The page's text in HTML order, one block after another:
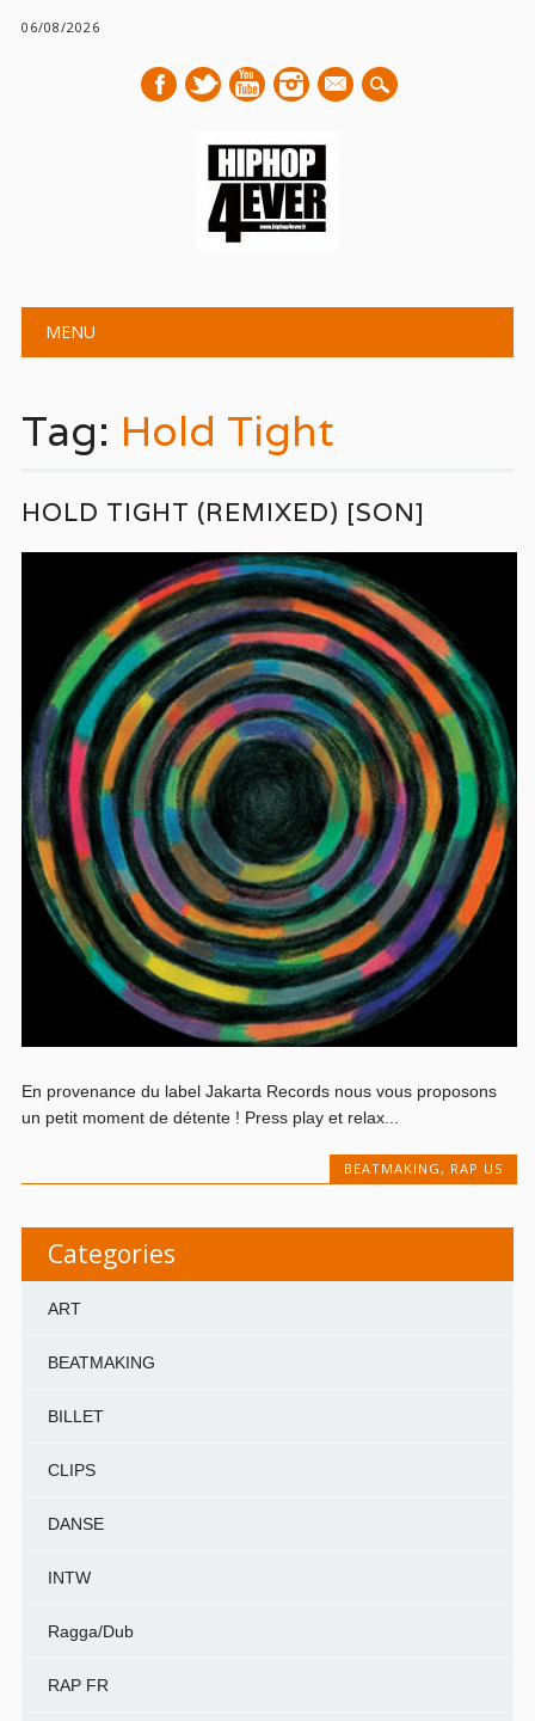
06/08/2026
mail
Main menu
MENU
Tag: Hold Tight
HOLD TIGHT (REMIXED) [SON]
En provenance du label Jakarta Records nous vous proposons
un petit moment de détente ! Press play et relax...
BEATMAKING, RAP US
Categories
ART
BEATMAKING
BILLET
CLIPS
DANSE
INTW
Ragga/Dub
RAP FR